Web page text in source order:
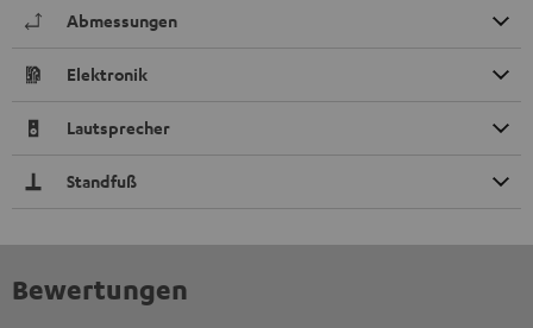
Abmessungen
Elektronik
Lautsprecher
Standfuß
Bewertungen